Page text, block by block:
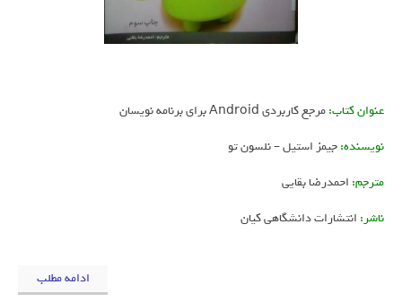
عنوان کتاب:مرجع کاربردی Android برای برنامه نویسان
نویسنده:جیمز استیل – نلسون تو
مترجم: احمدرضا بقایی
ناشر: انتشارات دانشگاهی کیان
ادامه مطلب